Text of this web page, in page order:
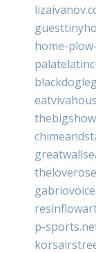
home-
p-